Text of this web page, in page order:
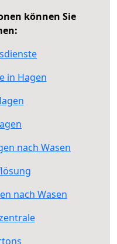
können Sie
in Hagen
nach Wasen
nach Wasen